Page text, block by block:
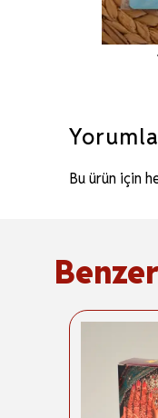
Bu ürün için